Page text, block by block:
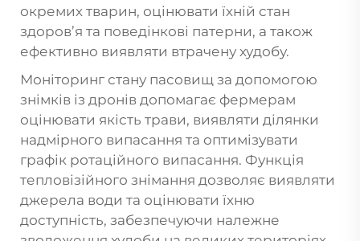
окремих тварин, оцінювати їхній стан
здоров’я та поведінкові патерни, а також
ефективно виявляти втрачену худобу.
Моніторинг стану пасовищ за допомогою
знімків із дронів допомагає фермерам
оцінювати якість трави, виявляти ділянки
надмірного випасання та оптимізувати
графік ротаційного випасання. Функція
тепловізійного знімання дозволяє виявляти
джерела води та оцінювати їхню
доступність, забезпечуючи належне